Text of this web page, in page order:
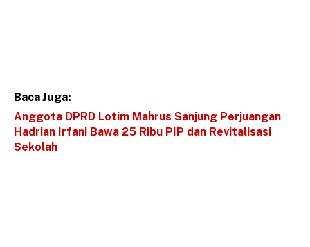
Baca Juga:
Anggota DPRD Lotim Mahrus Sanjung Perjuangan
Hadrian Irfani Bawa 25 Ribu PIP dan Revitalisasi
Sekolah